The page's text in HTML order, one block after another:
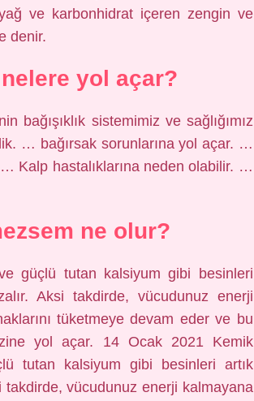
ve karbonhidrat içeren zengin ve
denir.
nelere yol açar?
bağışıklık sistemimiz ve sağlığımız
… bağırsak sorunlarına yol açar. …
Kalp hastalıklarına neden olabilir. …
ne olur?
güçlü tutan kalsiyum gibi besinleri
Aksi takdirde, vücudunuz enerji
tüketmeye devam eder ve bu
yol açar. 14 Ocak 2021 Kemik
tutan kalsiyum gibi besinleri artık
takdirde, vücudunuz enerji kalmayana